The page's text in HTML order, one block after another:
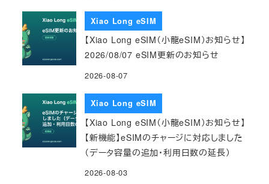
Xiao Long eSIM
【Xiao Long eSIM（小龍eSIM）お知らせ】
2026/08/07 eSIM更新のお知らせ
2026-08-07
Xiao Long eSIM
【Xiao Long eSIM（小龍eSIM）お知らせ】
【新機能】eSIMのチャージに対応しました
（データ容量の追加・利用日数の延長）
2026-08-03